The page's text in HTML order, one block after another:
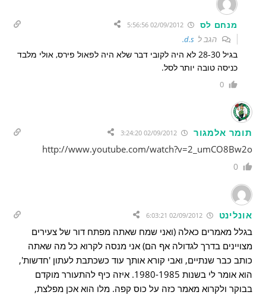
מנחם לס 02/09/2012 5:56:56
הגב לd.s.
בגיל 28-30 לא היה לקובי דבר שלא היה לפאול פירס, אולי מלבד
כניסה טובה יותר לסל.
0
תומר אלמגור 02/09/2012 3:24:20
http://www.youtube.com/watch?v=2_umCO8Bw2o
0
אונלינט 02/09/2012 6:03:21
בגלל מאמרים כאלה (ואני שמח שאתה מפתח דור של צעירים
מצויינים בדרך לגדולה אף הם) אני מנסה לקרוא כל מה שאתה
כותב כבר שנתיים, ואבי קורא אותך עוד כשכתבת לעתון 'חדשות',
הוא אומר לי בשנות 1980-1985. איזה כיף להתעורר מוקדם
בבוקר ולקרוא מאמר כזה על כוס קפה. מלו הוא אכן מפלצת,